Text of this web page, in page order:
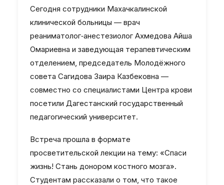
Сегодня сотрудники Махачкалинской
клинической больницы — врач
реаниматолог‑анестезиолог Ахмедова Айша
Омариевна и заведующая терапевтическим
отделением, председатель Молодёжного
совета Сагидова Заира Казбековна —
совместно со специалистами Центра крови
посетили Дагестанский государственный
педагогический университет.
Встреча прошла в формате
просветительской лекции на тему: «Спаси
жизнь! Стань донором костного мозга».
Студентам рассказали о том, что такое